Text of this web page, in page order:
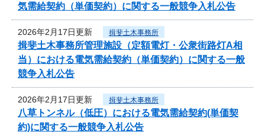
気需給契約（単価契約）に関する一般競争入札公告
2026年2月17日更新 揖斐土木事務所
揖斐土木事務所管理施設（定額電灯・公衆街路灯A相
当）における電気需給契約（単価契約）に関する一般
競争入札公告
2026年2月17日更新 揖斐土木事務所
八草トンネル（低圧）における電気需給契約(単価契
約)に関する一般競争入札公告